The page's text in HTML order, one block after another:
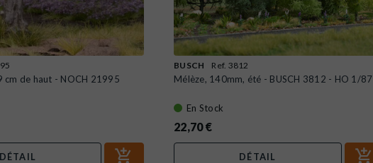
cm de haut - NOCH 21995
DÉTAIL
BUSCH Ref. 3812
Mélèze, 140mm, été - BUSCH 3812 - HO 1/87
En Stock
22,70 €
DÉTAIL